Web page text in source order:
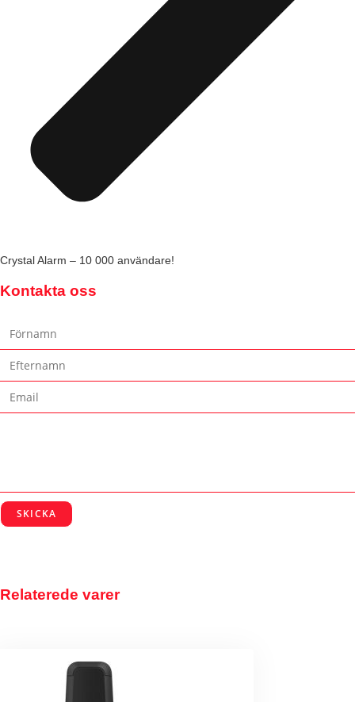
Crystal Alarm – 10 000 användare!
Kontakta oss
SKICKA
Relaterede varer